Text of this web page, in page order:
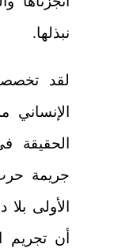
نبذلها.
لقد
الإنساني
الحقيقة
جريمة
الأولى
أن